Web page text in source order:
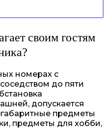
своим гостям
номерах с
до пяти
допускается
предметы
предметы для хобби,